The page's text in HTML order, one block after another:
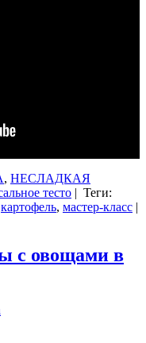
, НЕСЛАДКАЯ
тесто | Теги:
картофель, мастер-класс |
с овощами в